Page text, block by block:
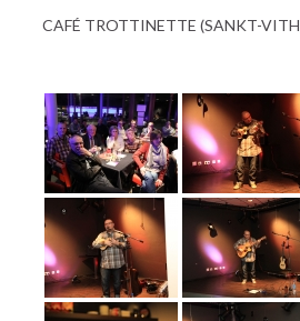
CAFÉ TROTTINETTE (SANKT-